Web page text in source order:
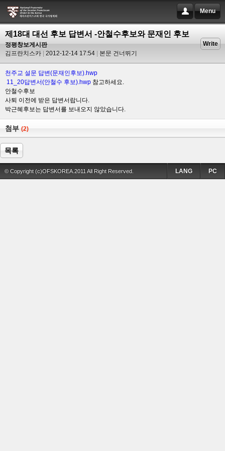
Menu
제18대 대선 후보 답변서 -안철수후보와 문재인 후보
정평창보게시판
김프란치스카
2012-12-14 17:54 본문 건너뛰기
Write
천주교 설문 답변(문재인후보).hwp
11_20답변서(안철수 후보).hwp 참고하세요.
안철수후보
사퇴 이전에 받은 답변서랍니다.
박근혜후보는 답변서를 보내오지 않았습니다.
첨부 (2)
목록
© Copyright (c)OFSKOREA.2011 All Right Reserved. PC
LANG